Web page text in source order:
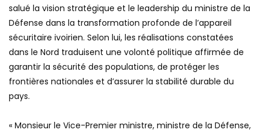
salué la vision stratégique et le leadership du ministre de la
Défense dans la transformation profonde de l’appareil
sécuritaire ivoirien. Selon lui, les réalisations constatées
dans le Nord traduisent une volonté politique affirmée de
garantir la sécurité des populations, de protéger les
frontières nationales et d’assurer la stabilité durable du
pays.
‎« Monsieur le Vice-Premier ministre, ministre de la Défense,